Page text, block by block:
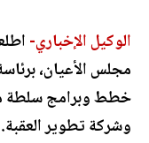
الوكيل الإخباري-
مجلس الأعيان،
خطط وبرامج سلطة
وشركة تطوير العقبة.